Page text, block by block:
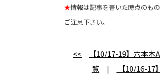
★情報は記事を書いた時点のも
ご注意下さい。
<< 【10/17-19】六本
覧 | 【10/16-